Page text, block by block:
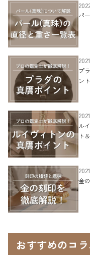
パ
プ
ン
ル
ト
金
おすすめのコ